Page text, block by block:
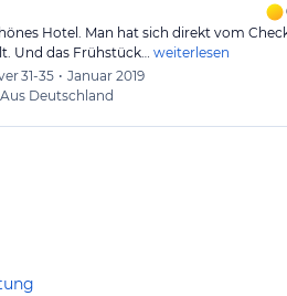
Hotel. Man hat sich direkt vom
Und das Frühstück… weiterlesen
31-35 • Januar 2019
Aus Deutschland